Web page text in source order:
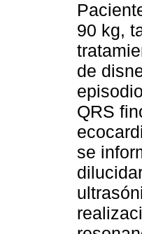
90 kg,
de
QRS
se